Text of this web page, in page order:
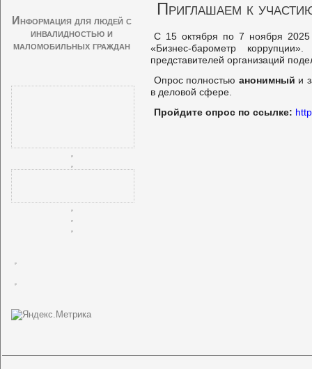
Информация для людей с
инвалидностью и
маломобильных граждан
Приглашаем к
С 15 октября по 7 ноября 2025
«Бизнес-барометр
представителей организаций
Опрос полностью анонимный и
в деловой сфере.
Пройдите опрос по ссылке: